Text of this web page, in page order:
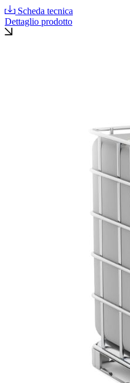
Scheda tecnica
Dettaglio prodotto